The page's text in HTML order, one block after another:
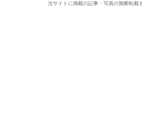
当サイトに掲載の記事・写真の無断転載